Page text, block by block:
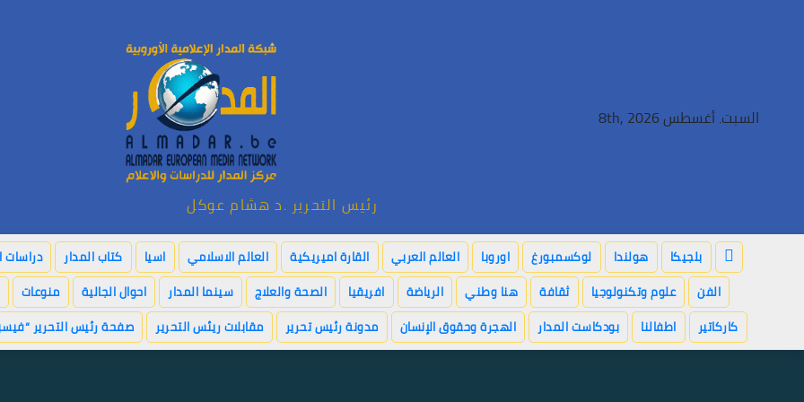
السبت. أغسطس 8th, 2026
رئيس التحرير .د هشام عوكل
بلجيكا هولندا لوكسمبورغ اوروبا العالم العربي القارة اميريكية العالم الاسلامي اسيا كتاب المدار دراسات
الفن
علوم وتكنولوجيا ثقافة هنا وطني الرياضة افريقيا الصحة والعلاج سينما المدار احوال الجالية منوعات
كاركاتير
اطفالنا بودكاست المدار الهجرة وحقوق الإنسان مدونة رئيس تحرير مقابلات ريئس التحرير صفحة رئيس التحرير